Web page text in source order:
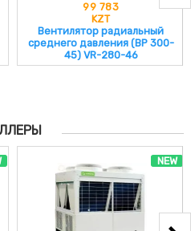
99 783
KZT
Вентилятор радиальный
среднего давления (ВР 300-
45) VR-280-46
NEW